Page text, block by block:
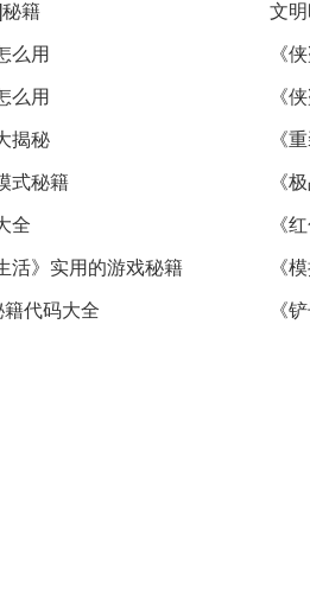
籍 文
么用 《
么用 《
揭秘 《
式秘籍 《
全 《
活》实用的游戏秘籍 《
籍代码大全 《